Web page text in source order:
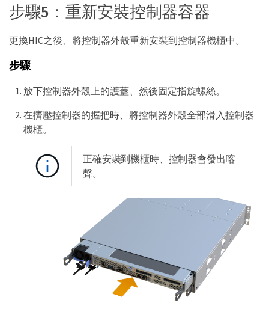
步驟5：重新安裝控制器容器
更換HIC之後、將控制器外殼重新安裝到控制器機櫃中。
步驟
放下控制器外殼上的護蓋、然後固定指旋螺絲。
在擠壓控制器的握把時、將控制器外殼全部滑入控制器
機櫃。
正確安裝到機櫃時、控制器會發出喀
聲。